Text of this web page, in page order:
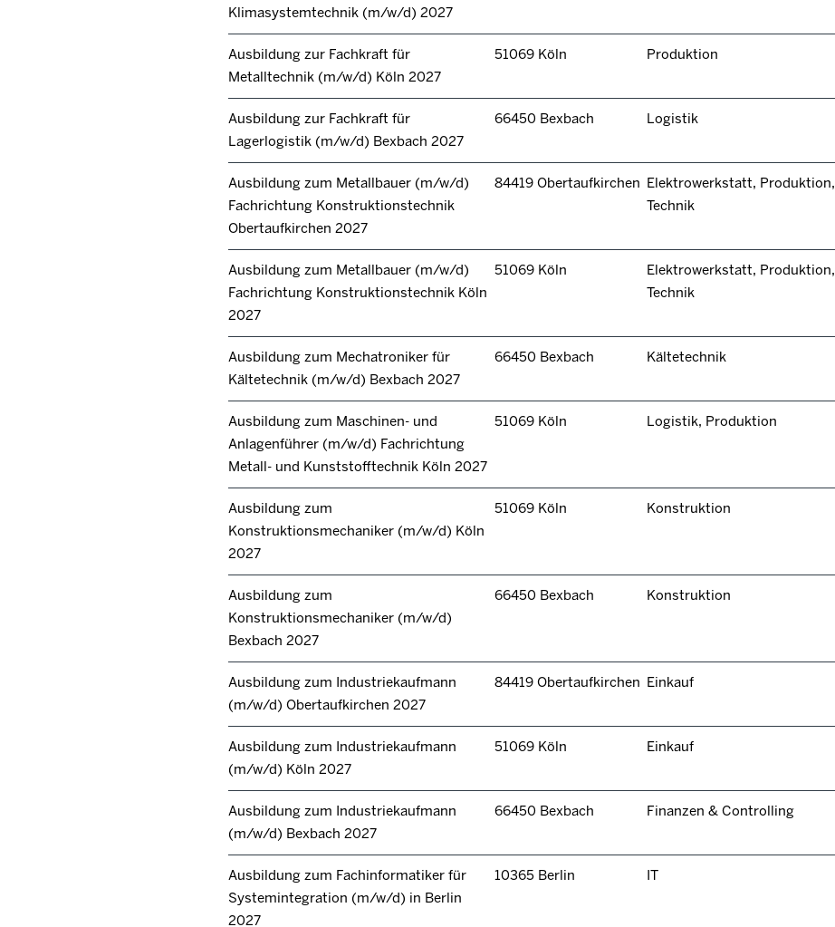
Klimasystemtechnik (m/w/d) 2027
Ausbildung zur Fachkraft für
Metalltechnik (m/w/d) Köln 2027
51069 Köln Produktion
Ausbildung zur Fachkraft für
Lagerlogistik (m/w/d) Bexbach 2027
66450 Bexbach Logistik
Ausbildung zum Metallbauer (m/w/d)
Fachrichtung Konstruktionstechnik
Obertaufkirchen 2027
84419 Obertaufkirchen Elektrowerkstatt, Produktion,
Technik
Ausbildung zum Metallbauer (m/w/d)
Fachrichtung Konstruktionstechnik Köln
2027
51069 Köln
Elektrowerkstatt, Produktion,
Technik
Ausbildung zum Mechatroniker für
Kältetechnik (m/w/d) Bexbach 2027
66450 Bexbach Kältetechnik
Ausbildung zum Maschinen- und
Anlagenführer (m/w/d) Fachrichtung
Metall- und Kunststofftechnik Köln 2027
51069 Köln Logistik, Produktion
Ausbildung zum
Konstruktionsmechaniker (m/w/d) Köln
2027
51069 Köln Konstruktion
Ausbildung zum
Konstruktionsmechaniker (m/w/d)
Bexbach 2027
66450 Bexbach Konstruktion
Ausbildung zum Industriekaufmann
(m/w/d) Obertaufkirchen 2027
84419 Obertaufkirchen Einkauf
Ausbildung zum Industriekaufmann
(m/w/d) Köln 2027
51069 Köln Einkauf
Ausbildung zum Industriekaufmann
(m/w/d) Bexbach 2027
66450 Bexbach Finanzen & Controlling
Ausbildung zum Fachinformatiker für
Systemintegration (m/w/d) in Berlin
2027
10365 Berlin IT